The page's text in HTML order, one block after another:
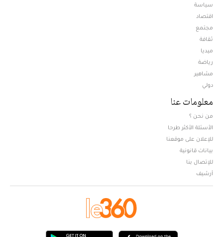
سياسة
اقتصاد
مجتمع
ثقافة
ميديا
رياضة
مشاهير
دولي
معلومات عنا
من نحن ؟
الأسئلة الأكثر طرحا
للإعلان على موقعنا
بيانات قانونية
للإتصال بنا
أرشيف